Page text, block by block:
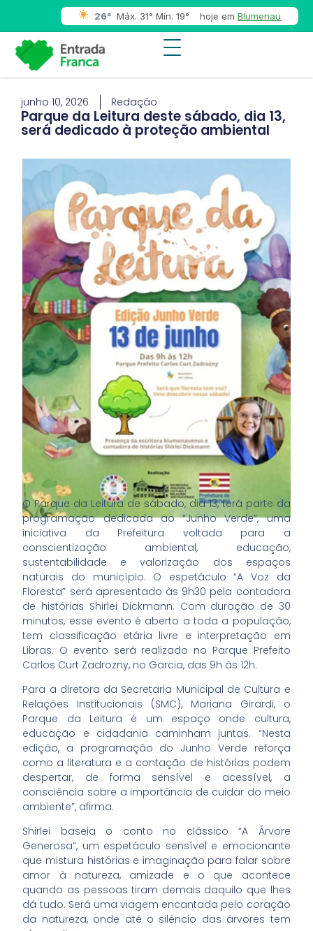
26° Máx. 31° Mín. 19° hoje em Blumenau
junho 10, 2026 Redação
Parque da Leitura deste sábado, dia 13,
será dedicado à proteção ambiental
O Parque da Leitura de sábado, dia 13, terá parte da
programação dedicada ao “Junho Verde”, uma
iniciativa da Prefeitura voltada para a
conscientização ambiental, educação,
sustentabilidade e valorização dos espaços
naturais do município. O espetáculo “A Voz da
Floresta” será apresentado às 9h30 pela contadora
de histórias Shirlei Dickmann. Com duração de 30
minutos, esse evento é aberto a toda a população,
tem classificação etária livre e interpretação em
Libras. O evento será realizado no Parque Prefeito
Carlos Curt Zadrozny, no Garcia, das 9h às 12h.
Para a diretora da Secretaria Municipal de Cultura e
Relações Institucionais (SMC), Mariana Girardi, o
Parque da Leitura é um espaço onde cultura,
educação e cidadania caminham juntas. “Nesta
edição, a programação do Junho Verde reforça
como a literatura e a contação de histórias podem
despertar, de forma sensível e acessível, a
consciência sobre a importância de cuidar do meio
ambiente”, afirma.
Shirlei baseia o conto no clássico “A Árvore
Generosa”, um espetáculo sensível e emocionante
que mistura histórias e imaginação para falar sobre
amor à natureza, amizade e o que acontece
quando as pessoas tiram demais daquilo que lhes
dá tudo. Será uma viagem encantada pelo coração
da natureza, onde até o silêncio das árvores tem